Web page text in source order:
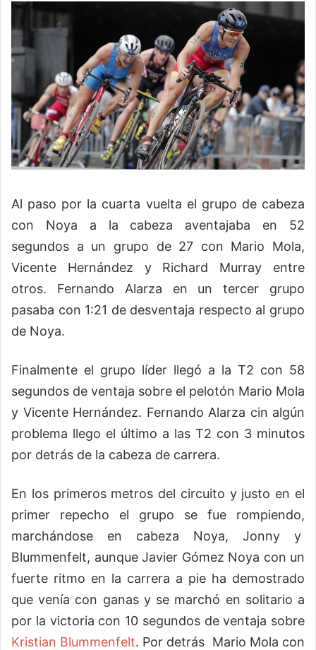
Al paso por la cuarta vuelta el grupo de cabeza
con Noya a la cabeza aventajaba en 52
segundos a un grupo de 27 con Mario Mola,
Vicente Hernández y Richard Murray entre
otros. Fernando Alarza en un tercer grupo
pasaba con 1:21 de desventaja respecto al grupo
de Noya.
Finalmente el grupo líder llegó a la T2 con 58
segundos de ventaja sobre el pelotón Mario Mola
y Vicente Hernández. Fernando Alarza cin algún
problema llego el último a las T2 con 3 minutos
por detrás de la cabeza de carrera.
En los primeros metros del circuito y justo en el
primer repecho el grupo se fue rompiendo,
marchándose en cabeza Noya, Jonny y
Blummenfelt, aunque Javier Gómez Noya con un
fuerte ritmo en la carrera a pie ha demostrado
que venía con ganas y se marchó en solitario a
por la victoria con 10 segundos de ventaja sobre
Kristian Blummenfelt. Por detrás Mario Mola con